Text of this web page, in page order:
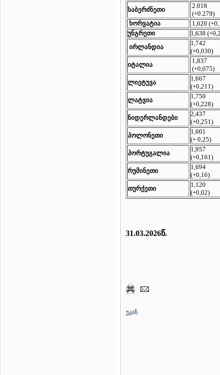
საბერძნეთი
2.018
(+0.279)
ხორვატია
1,620
უნგრეთი
1,638
ირლანდია
1,742
(+0,030)
იტალია
1,837
(+0,075)
ლიეტუვა
1,667
(+0,211)
ლატვია
1,750
(+0,228)
ნიდერლანდები
2,437
(+0,251)
პოლონეთი
1,601
(+ 0,25)
პორტუგალია
1,957
(+0,161)
რუმინეთი
1,694
(+0,16)
თურქეთი
1,120
(+0,02)
31.03.2026წ.
უკან